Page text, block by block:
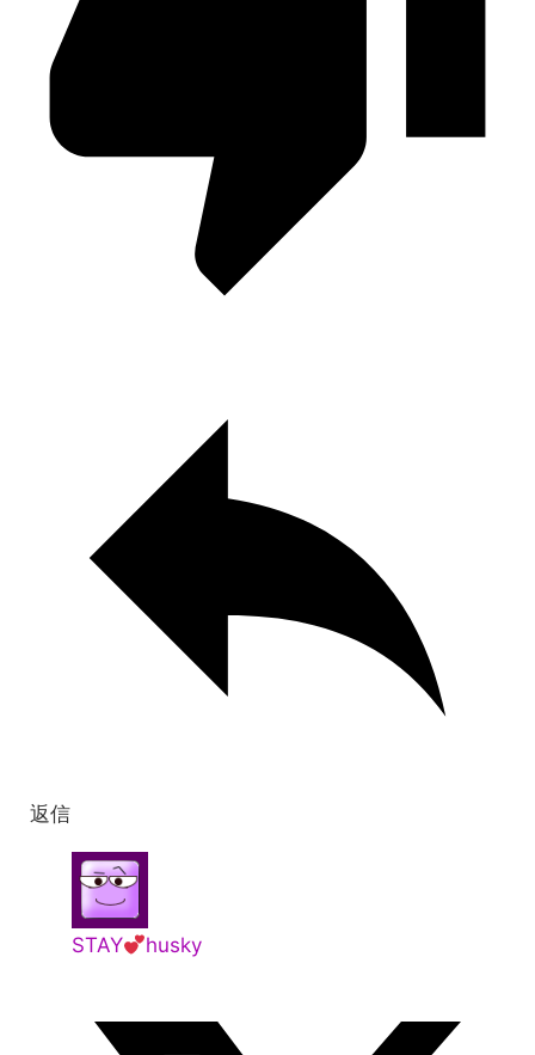
返信
STAY husky